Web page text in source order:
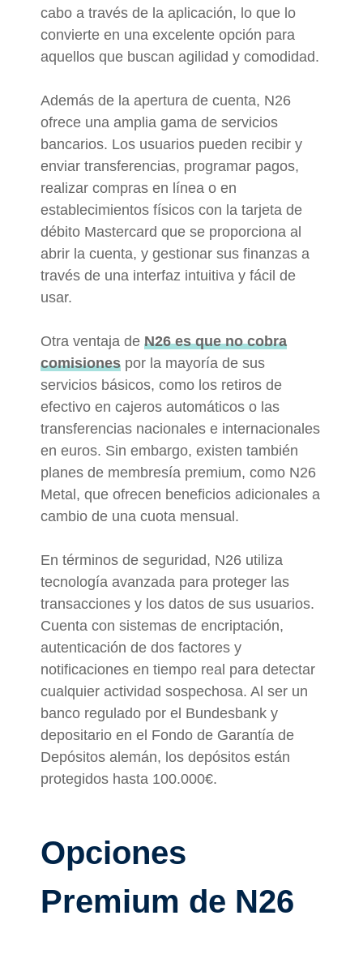
cabo a través de la aplicación, lo que lo
convierte en una excelente opción para
aquellos que buscan agilidad y comodidad.
Además de la apertura de cuenta, N26
ofrece una amplia gama de servicios
bancarios. Los usuarios pueden recibir y
enviar transferencias, programar pagos,
realizar compras en línea o en
establecimientos físicos con la tarjeta de
débito Mastercard que se proporciona al
abrir la cuenta, y gestionar sus finanzas a
través de una interfaz intuitiva y fácil de
usar.
Otra ventaja de N26 es que no cobra
comisiones por la mayoría de sus
servicios básicos, como los retiros de
efectivo en cajeros automáticos o las
transferencias nacionales e internacionales
en euros. Sin embargo, existen también
planes de membresía premium, como N26
Metal, que ofrecen beneficios adicionales a
cambio de una cuota mensual.
En términos de seguridad, N26 utiliza
tecnología avanzada para proteger las
transacciones y los datos de sus usuarios.
Cuenta con sistemas de encriptación,
autenticación de dos factores y
notificaciones en tiempo real para detectar
cualquier actividad sospechosa. Al ser un
banco regulado por el Bundesbank y
depositario en el Fondo de Garantía de
Depósitos alemán, los depósitos están
protegidos hasta 100.000€.
Opciones
Premium de N26